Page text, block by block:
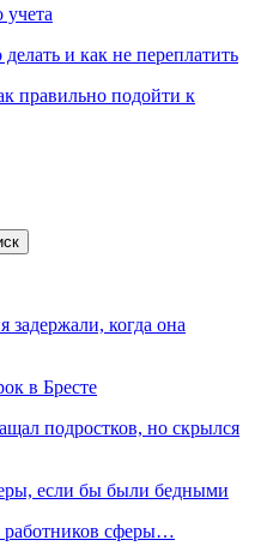
учета
и как не переплатить
правильно подойти к
задержали, когда она
в Бресте
подростков, но скрылся
если бы были бедными
работников сферы…